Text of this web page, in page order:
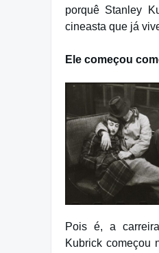
porquê Stanley
cineasta que já
Ele começou
Pois é, a
Kubrick começou